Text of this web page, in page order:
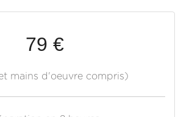
79 €
mains d'oeuvre compris)